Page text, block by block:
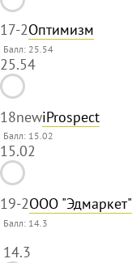
17-2Оптимизм
Балл: 25.54
25.54
18newiProspect
Балл: 15.02
15.02
19-2ООО "Эдмаркет"
Балл: 14.3
14.3